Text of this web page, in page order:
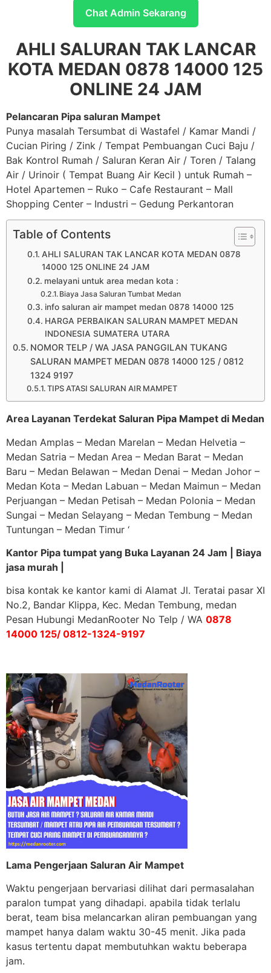
Chat Admin Sekarang
AHLI SALURAN TAK LANCAR
KOTA MEDAN 0878 14000 125
ONLINE 24 JAM
Pelancaran Pipa saluran Mampet
Punya masalah Tersumbat di Wastafel / Kamar Mandi /
Cucian Piring / Zink / Tempat Pembuangan Cuci Baju /
Bak Kontrol Rumah / Saluran Keran Air / Toren / Talang
Air / Urinoir ( Tempat Buang Air Kecil ) untuk Rumah –
Hotel Apartemen – Ruko – Cafe Restaurant – Mall
Shopping Center – Industri – Gedung Perkantoran
Table of Contents
AHLI SALURAN TAK LANCAR KOTA MEDAN 0878
14000 125 ONLINE 24 JAM
melayani untuk area medan kota :
Biaya Jasa Saluran Tumbat Medan
info saluran air mampet medan 0878 14000 125
HARGA PERBAIKAN SALURAN MAMPET MEDAN
INDONESIA SUMATERA UTARA
NOMOR TELP / WA JASA PANGGILAN TUKANG
SALURAN MAMPET MEDAN 0878 14000 125 / 0812
1324 9197
TIPS ATASI SALURAN AIR MAMPET
Area Layanan Terdekat Saluran Pipa Mampet di Medan
Medan Amplas – Medan Marelan – Medan Helvetia –
Medan Satria – Medan Area – Medan Barat – Medan
Baru – Medan Belawan – Medan Denai – Medan Johor –
Medan Kota – Medan Labuan – Medan Maimun – Medan
Perjuangan – Medan Petisah – Medan Polonia – Medan
Sungai – Medan Selayang – Medan Tembung – Medan
Tuntungan – Medan Timur ‘
Kantor Pipa tumpat yang Buka Layanan 24 Jam | Biaya
jasa murah |
bisa kontak ke kantor kami di Alamat Jl. Teratai pasar XI
No.2, Bandar Klippa, Kec. Medan Tembung, medan
Pesan Hubungi MedanRooter No Telp / WA 0878
14000 125/ 0812-1324-9197
Lama Pengerjaan Saluran Air Mampet
Waktu pengerjaan bervariasi dilihat dari permasalahan
paralon tumpat yang dihadapi. apabila tidak terlalu
berat, team bisa melancarkan aliran pembuangan yang
mampet hanya dalam waktu 30-45 menit. Jika pada
kasus tertentu dapat membutuhkan waktu beberapa
jam.